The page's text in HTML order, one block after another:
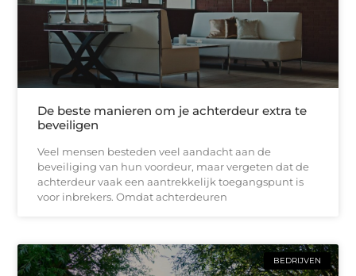
De beste manieren om je achterdeur extra te
beveiligen
Veel mensen besteden veel aandacht aan de
beveiliging van hun voordeur, maar vergeten dat de
achterdeur vaak een aantrekkelijk toegangspunt is
voor inbrekers. Omdat achterdeuren
BEDRIJVEN